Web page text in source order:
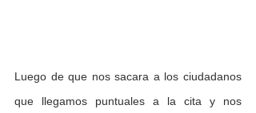
Luego de que nos sacara a los ciudadanos
que llegamos puntuales a la cita y nos